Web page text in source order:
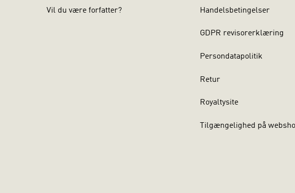
Vil du være forfatter? Handelsbetingelser
GDPR revisorerklæring
Persondatapolitik
Retur
Royaltysite
Tilgængelighed på